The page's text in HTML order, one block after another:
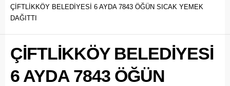
ÇİFTLİKKÖY BELEDİYESİ 6 AYDA 7843 ÖĞÜN SICAK YEMEK
DAĞITTI
ÇİFTLİKKÖY BELEDİYESİ
6 AYDA 7843 ÖĞÜN